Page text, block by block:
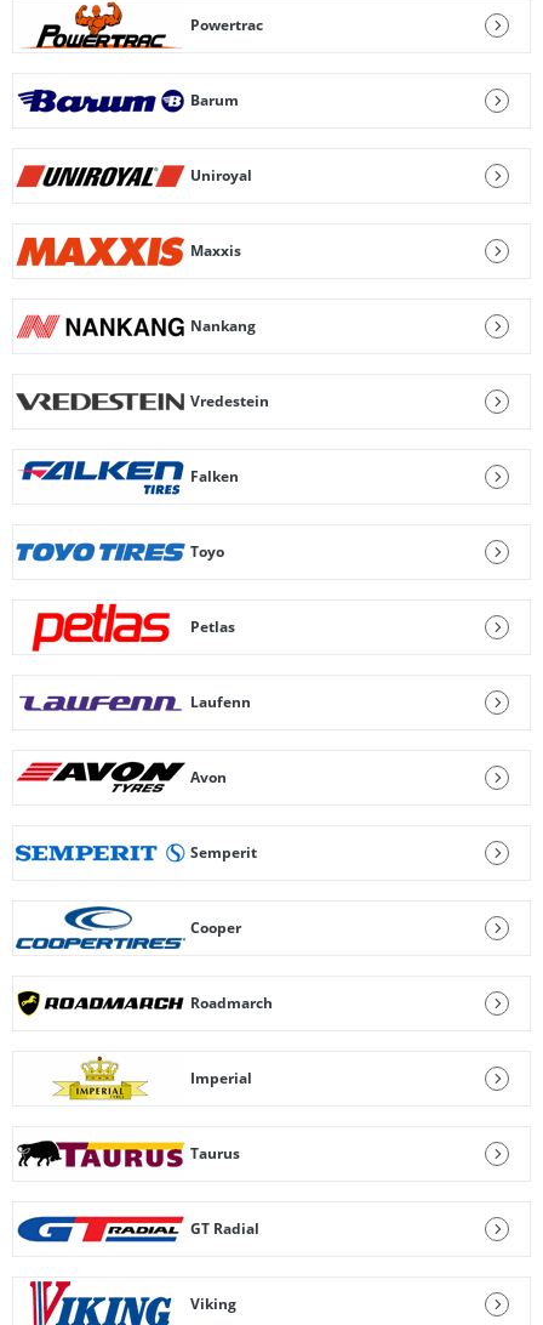
Powertrac
Barum
Uniroyal
Maxxis
Nankang
Vredestein
Falken
Toyo
Petlas
Laufenn
Avon
Semperit
Cooper
Roadmarch
Imperial
Taurus
GT Radial
Viking